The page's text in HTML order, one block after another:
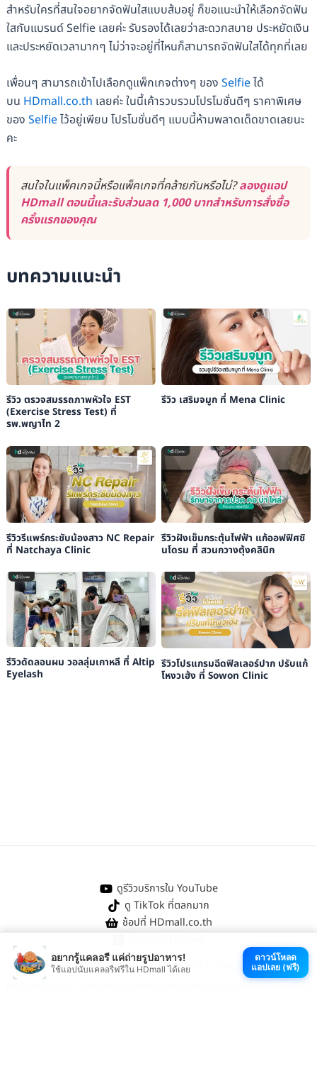
สำหรับใครที่สนใจอยากจัดฟันใสแบบส้มอยู่ ก็ขอแนะนำให้เลือกจัดฟัน
ใสกับแบรนด์ Selfie เลยค่ะ รับรองได้เลยว่าสะดวกสบาย ประหยัดเงิน
และประหยัดเวลามากๆ ไม่ว่าจะอยู่ที่ไหนก็สามารถจัดฟันใสได้ทุกที่เลย
เพื่อนๆ สามารถเข้าไปเลือกดูแพ็กเกจต่างๆ ของ Selfieได้
บน HDmall.co.th เลยค่ะ ในนี้เค้ารวบรวมโปรโมชั่นดีๆ ราคาพิเศษ
ของ Selfieไว้อยู่เพียบ โปรโมชั่นดีๆ แบบนี้ห้ามพลาดเด็ดขาดเลยนะ
คะ
สนใจในแพ็คเกจนี้หรือแพ็คเกจที่คล้ายกันหรือไม่?ลองดูแอป
HDmall ตอนนี้และรับส่วนลด 1,000 บาทสำหรับการสั่งซื้อ
ครั้งแรกของคุณ
บทความแนะนำ
รีวิว ตรวจสมรรถภาพหัวใจ EST
(Exercise Stress Test) ที่
รพ.พญาไท 2
รีวิว เสริมจมูก ที่ Mena Clinic
รีวิวรีแพร์กระชับน้องสาว NC Repair
ที่ Natchaya Clinic
รีวิวฝังเข็มกระตุ้นไฟฟ้า แก้ออฟฟิศซิ
นโดรม ที่ สวนกวางตุ้งคลินิก
รีวิวดัดลอนผม วอลลุ่มเกาหลี ที่ Altip
Eyelash
รีวิวโปรแกรมฉีดฟิลเลอร์ปาก ปรับแก้
โหงวเฮ้ง ที่ Sowon Clinic
ดูรีวิวบริการใน YouTube
ดู TikTok ที่ตลกมาก
ช้อปที่ HDmall.co.th
@ 2026 HDmall | สงวนลิขสิทธิ์ |
Sitemap
ตรวจสุขภาพทั่วไป
อยากรู้แคลอรี แค่ถ่ายรูปอาหาร!
ใช้แอปนับแคลอรีฟรีใน HDmall ได้เลย
ดาวน์โหลด
แอปเลย (ฟรี)